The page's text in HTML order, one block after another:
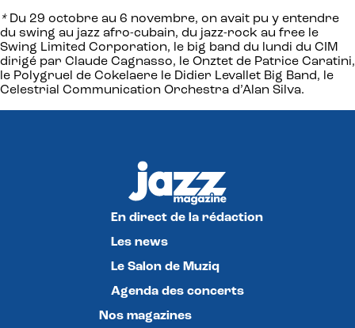
* Du 29 octobre au 6 novembre, on avait pu y entendre
du swing au jazz afro-cubain, du jazz-rock au free le
Swing Limited Corporation, le big band du lundi du CIM
dirigé par Claude Cagnasso, le Onztet de Patrice Caratini,
le Polygruel de Cokelaere le Didier Levallet Big Band, le
Celestrial Communication Orchestra d’Alan Silva.
En direct de la rédaction
Les news
Le Salon de Muziq
Agenda des concerts
Nos magazines